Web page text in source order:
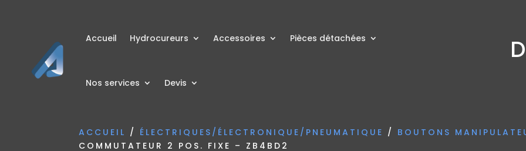
Accueil Hydrocureurs Accessoires Pièces détachées
Nos services Devis
ACCUEIL / ÉLECTRIQUES/ÉLECTRONIQUE/PNEUMATIQUE / BOUTONS
COMMUTATEUR 2 POS. FIXE – ZB4BD2